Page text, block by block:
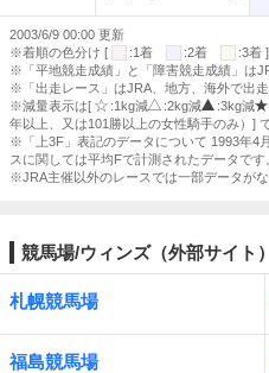
2003/6/9 00:00 更新
※着順の色分け [
:1着 :2着
:3着 ]
※「平地競走成績」と「障害競走成績」は
※「出走レース」はJRA、地方、海外で出
※減量表示は[
:1kg減 :2kg減 :3kg減
年以上、又は101勝以上の女性騎手のみ）] で
※「上3F」表記のデータについて 1993年4
スに関しては平均Fで計測されたデータです
※JRA主催以外のレースでは一部データがな
競馬場/ウィンズ（外部サイト）
札幌競馬場
福島競馬場